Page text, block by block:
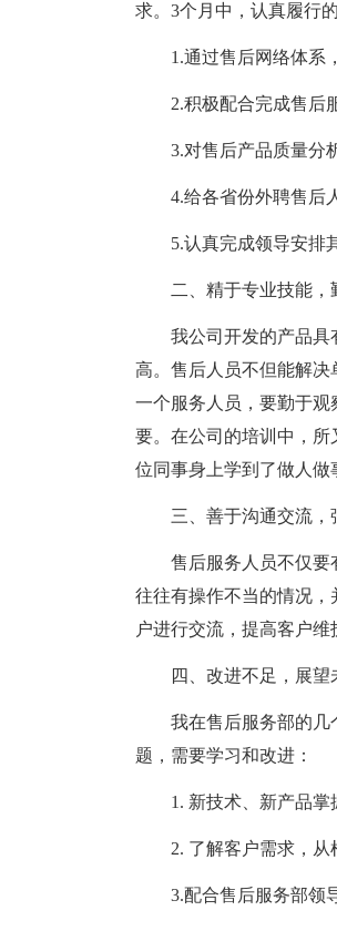
求。3个月中，认真履行
1.通过售后网络体系
2.积极配合完成售后
3.对售后产品质量分
4.给各省份外聘售后
5.认真完成领导安排
二、精于专业技能，
我公司开发的产品具
高。售后人员不但能解
一个服务人员，要勤于
要。在公司的培训中，
位同事身上学到了做人做
三、善于沟通交流，
售后服务人员不仅要
往往有操作不当的情况
户进行交流，提高客户
四、改进不足，展望
我在售后服务部的几
题，需要学习和改进：
1. 新技术、新产品
2. 了解客户需求，从
3.配合售后服务部领